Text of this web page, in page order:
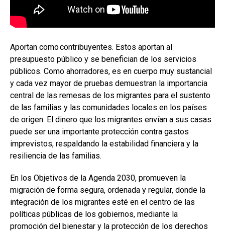
Aportan como contribuyentes. Estos aportan al
presupuesto público y se benefician de los servicios
públicos. Como ahorradores, es en cuerpo muy sustancial
y cada vez mayor de pruebas demuestran la importancia
central de las remesas de los migrantes para el sustento
de las familias y las comunidades locales en los países
de origen. El dinero que los migrantes envían a sus casas
puede ser una importante protección contra gastos
imprevistos, respaldando la estabilidad financiera y la
resiliencia de las familias.
En los Objetivos de la Agenda 2030, promueven la
migración de forma segura, ordenada y regular, donde la
integración de los migrantes esté en el centro de las
políticas públicas de los gobiernos, mediante la
promoción del bienestar y la protección de los derechos